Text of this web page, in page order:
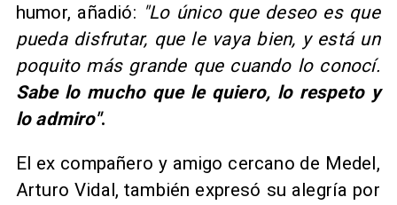
humor, añadió: "Lo único que deseo es que
pueda disfrutar, que le vaya bien, y está un
poquito más grande que cuando lo conocí.
Sabe lo mucho que le quiero, lo respeto y
lo admiro".
El ex compañero y amigo cercano de Medel,
Arturo Vidal, también expresó su alegría por